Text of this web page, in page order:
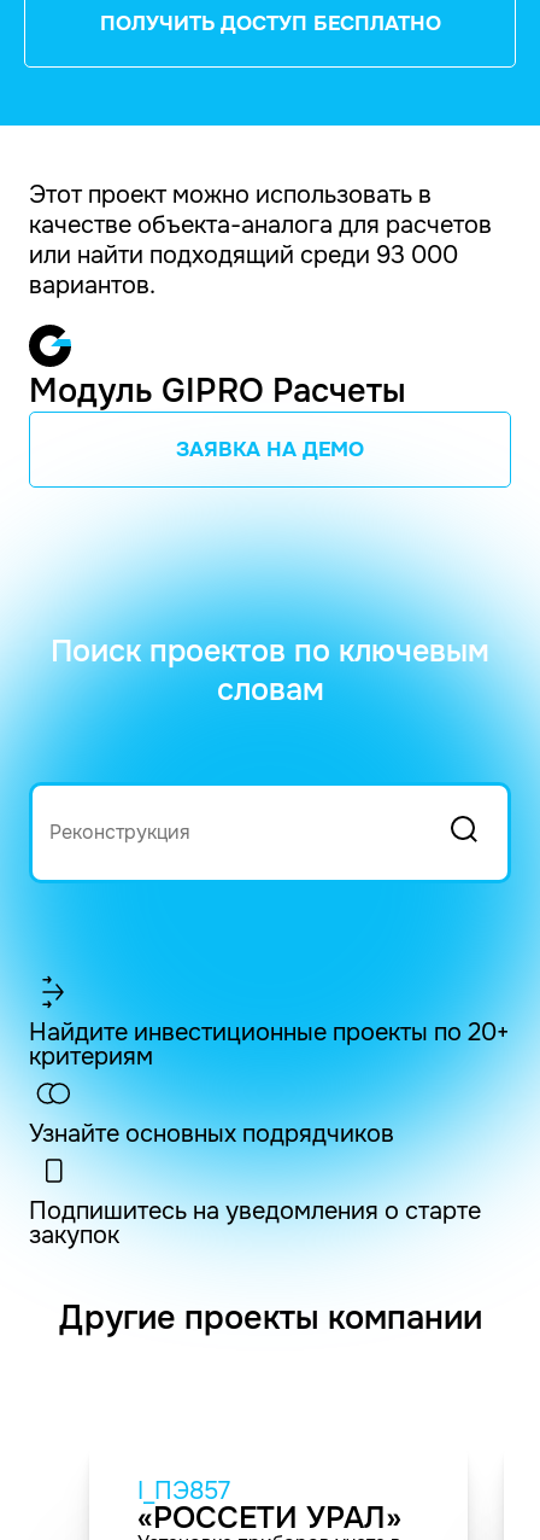
ПОЛУЧИТЬ ДОСТУП БЕСПЛАТНО
Этот проект можно использовать в
качестве объекта-аналога для расчетов
или найти подходящий среди 93 000
вариантов.
Модуль GIPRO Расчеты
ЗАЯВКА НА ДЕМО
Поиск проектов по ключевым
словам
Найдите инвестиционные проекты по 20+
критериям
Узнайте основных подрядчиков
Подпишитесь на уведомления о старте
закупок
Другие проекты компании
I_ПЭ857
«РОССЕТИ УРАЛ»